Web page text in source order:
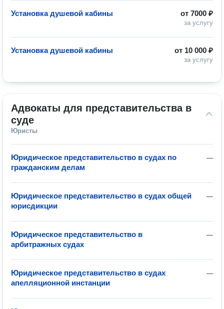
от 7000 ₽
за услугу
Установка душевой кабины
от 10 000 ₽
за услугу
Установка душевой кабины
Адвокаты для представительства в
суде
Юристы
—
Юридическое представительство в судах по
гражданским делам
—
Юридическое представительство в судах общей
юрисдикции
—
Юридическое представительство в
арбитражных судах
—
Юридическое представительство в судах
апелляционной инстанции